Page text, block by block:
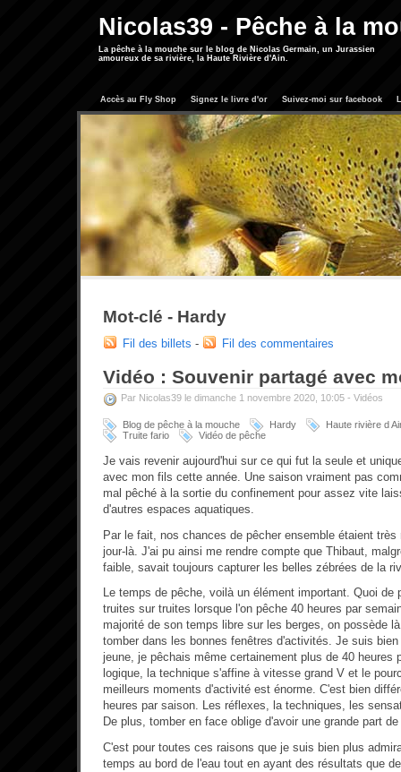
Nicolas39 - Pêche à la
La pêche à la mouche sur le blog de Nicolas Germain, un Jurassien
amoureux de sa rivière, la Haute Rivière d'Ain.
Accès au Fly Shop Signez le livre d'or Suivez-moi sur facebook
Mot-clé - Hardy
Fil des billets - Fil des commentaires
Vidéo : Souvenir partagé avec
Par Nicolas39 le dimanche 1 novembre 2020, 10:05 - Vidéos
Blog de pêche à la mouche Hardy
Haute rivière d
Truite fario
Vidéo de pêche
Je vais revenir aujourd'hui sur ce qui fut la seule et
avec mon fils cette année. Une saison vraiment pas
mal pêché à la sortie du confinement pour assez vite
d'autres espaces aquatiques.
Par le fait, nos chances de pêcher ensemble étaient
jour-là. J'ai pu ainsi me rendre compte que Thibaut,
faible, savait toujours capturer les belles zébrées de la
Le temps de pêche, voilà un élément important. Quoi de
truites sur truites lorsque l'on pêche 40 heures par
majorité de son temps libre sur les berges, on possède
tomber dans les bonnes fenêtres d'activités. Je suis
jeune, je pêchais même certainement plus de 40 heures
logique, la technique s'affine à vitesse grand V et le
meilleurs moments d'activité est énorme. C'est bien
heures par saison. Les réflexes, la techniques, les
De plus, tomber en face oblige d'avoir une grande part
C'est pour toutes ces raisons que je suis bien plus
temps au bord de l'eau tout en ayant des résultats que